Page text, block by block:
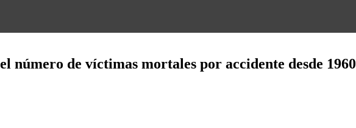
número de víctimas mortales por accidente desde 1960